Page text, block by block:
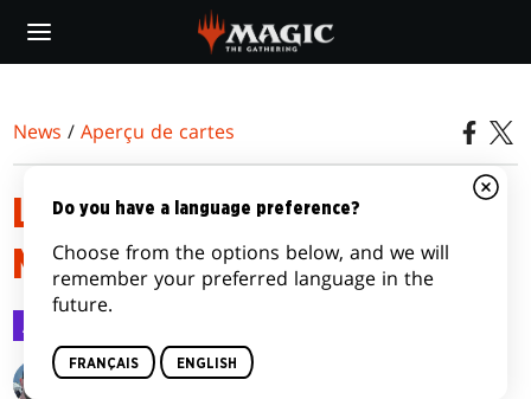
main
News /Aperçu de cartes
LES JETONS DE MEURTRES AU
MANOIR KARLOV
Aperçu de cartes
Kendall Pepple
Do you have a language preference?
Choose from the options below, and we will
remember your preferred language in the
future.
FRANÇAIS ENGLISH